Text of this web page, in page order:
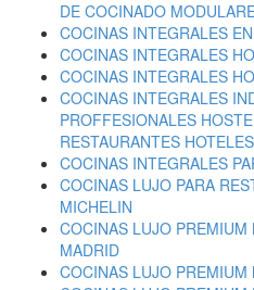
DE COCINADO
COCINAS INTEGRALES
COCINAS INTEGRALES
COCINAS INTEGRALES
COCINAS INTEGRALES
PROFFESIONALES
RESTAURANTES HOTELES
COCINAS INTEGRALES
COCINAS LUJO PARA
MICHELIN
COCINAS LUJO
MADRID
COCINAS LUJO